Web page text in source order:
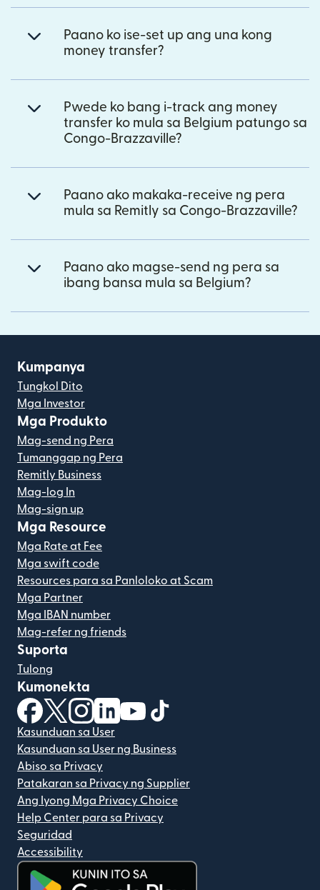
Paano ko ise-set up ang una kong
money transfer?
Pwede ko bang i-track ang money
transfer ko mula sa Belgium patungo sa
Congo-Brazzaville?
Paano ako makaka-receive ng pera
mula sa Remitly sa Congo-Brazzaville?
Paano ako magse-send ng pera sa
ibang bansa mula sa Belgium?
Kumpanya
Tungkol Dito
Mga Investor
Mga Produkto
Mag-send ng Pera
Tumanggap ng Pera
Remitly Business
Mag-log In
Mag-sign up
Mga Resource
Mga Rate at Fee
Mga swift code
Resources para sa Panloloko at Scam
Mga Partner
Mga IBAN number
Mag-refer ng friends
Suporta
Tulong
Kumonekta
(bubukas sa bagong window)
(bubukas sa bagong window)
(bubukas sa bagong window)
(bubukas sa bagong window)
(bubukas sa bagong window)
Kasunduan sa User
Kasunduan sa User ng Business
Abiso sa Privacy
Patakaran sa Privacy ng Supplier
Ang Iyong Mga Privacy Choice
Help Center para sa Privacy
Seguridad
Accessibility